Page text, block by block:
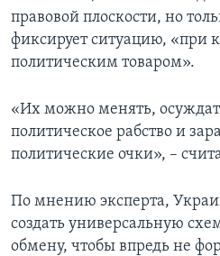
правовой плоскости, но
фиксирует ситуацию, «при
политическим товаром».
«Их можно менять,
политическое рабство и
политические очки», –
По мнению эксперта,
создать универсальную
обмену, чтобы впредь не